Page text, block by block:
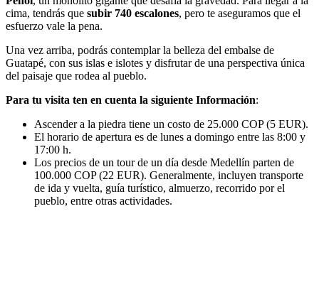
cima, tendrás que subir 740 escalones, pero te aseguramos que el
esfuerzo vale la pena.
Una vez arriba, podrás contemplar la belleza del embalse de
Guatapé, con sus islas e islotes y disfrutar de una perspectiva única
del paisaje que rodea al pueblo.
Para tu visita ten en cuenta la siguiente Información:
Ascender a la piedra tiene un costo de 25.000 COP (5 EUR).
El horario de apertura es de lunes a domingo entre las 8:00 y
17:00 h.
Los precios de un tour de un día desde Medellín parten de
100.000 COP (22 EUR). Generalmente, incluyen transporte
de ida y vuelta, guía turístico, almuerzo, recorrido por el
pueblo, entre otras actividades.